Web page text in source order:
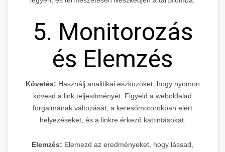
5. Monitorozás
és Elemzés
Követés: Használj analitikai eszközöket, hogy nyomon
kövesd a link teljesítményét. Figyeld a weboldalad
forgalmának változását, a keresőmotorokban elért
helyezéseket, és a linkre érkező kattintásokat.
Elemzés: Elemezd az eredményeket, hogy lássad,